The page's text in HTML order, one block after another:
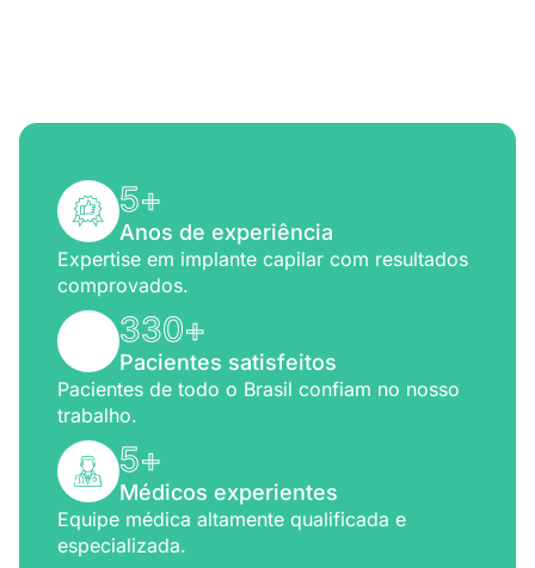
5+
Anos de experiência
Expertise em implante capilar com resultados
comprovados.
330+
Pacientes satisfeitos
Pacientes de todo o Brasil confiam no nosso
trabalho.
5+
Médicos experientes
Equipe médica altamente qualificada e
especializada.